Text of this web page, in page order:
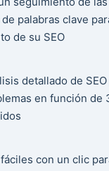
palabras clave
de su SEO
detallado de
en función de
con un clic